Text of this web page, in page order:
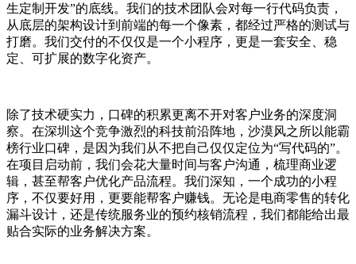
生定制开发”的底线。我们的技术团队会对每一行代码负责，
从底层的架构设计到前端的每一个像素，都经过严格的测试与
打磨。我们交付的不仅仅是一个小程序，更是一套安全、稳
定、可扩展的数字化资产。
除了技术硬实力，口碑的积累更离不开对客户业务的深度洞
察。在深圳这个竞争激烈的科技前沿阵地，沙漠风之所以能霸
榜行业口碑，是因为我们从不把自己仅仅定位为“写代码的”。
在项目启动前，我们会花大量时间与客户沟通，梳理商业逻
辑，甚至帮客户优化产品流程。我们深知，一个成功的小程
序，不仅要好用，更要能帮客户赚钱。无论是电商零售的转化
漏斗设计，还是传统服务业的预约核销流程，我们都能给出最
贴合实际的业务解决方案。